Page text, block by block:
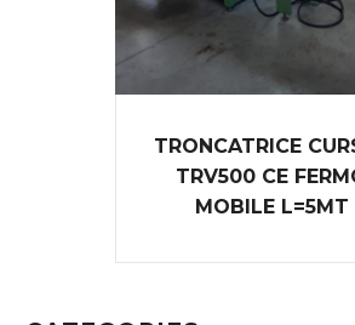
TRONCATRICE
TRV500 CE
MOBILE L=5MT